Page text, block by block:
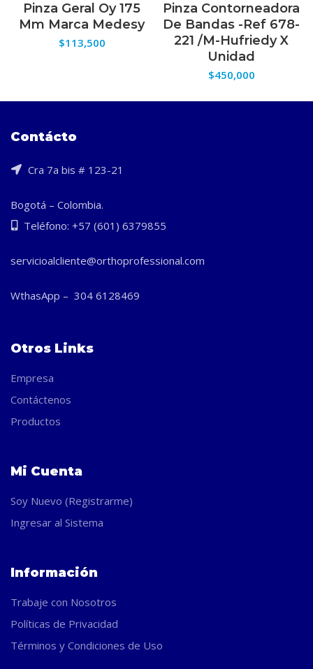
Pinza Geral Oy 175
Mm Marca Medesy
$113,500
Pinza Contorneadora
De Bandas -Ref 678-
221 /M-Hufriedy X
Unidad
$450,000
Contácto
Cra 7a bis # 123-21
Bogotá – Colombia.
Teléfono: +57 (601) 6379855
servicioalcliente@orthoprofessional.com
WthasApp – 304 6128469
Otros Links
Empresa
Contáctenos
Productos
Mi Cuenta
Soy Nuevo (Registrarme)
Ingresar al Sistema
Información
Trabaje con Nosotros
Políticas de Privacidad
Términos y Condiciones de Uso